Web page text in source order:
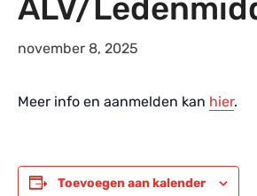
ALV/
november 8, 2025
Meer info en aanmelden kan hier.
Toevoegen aan kalender